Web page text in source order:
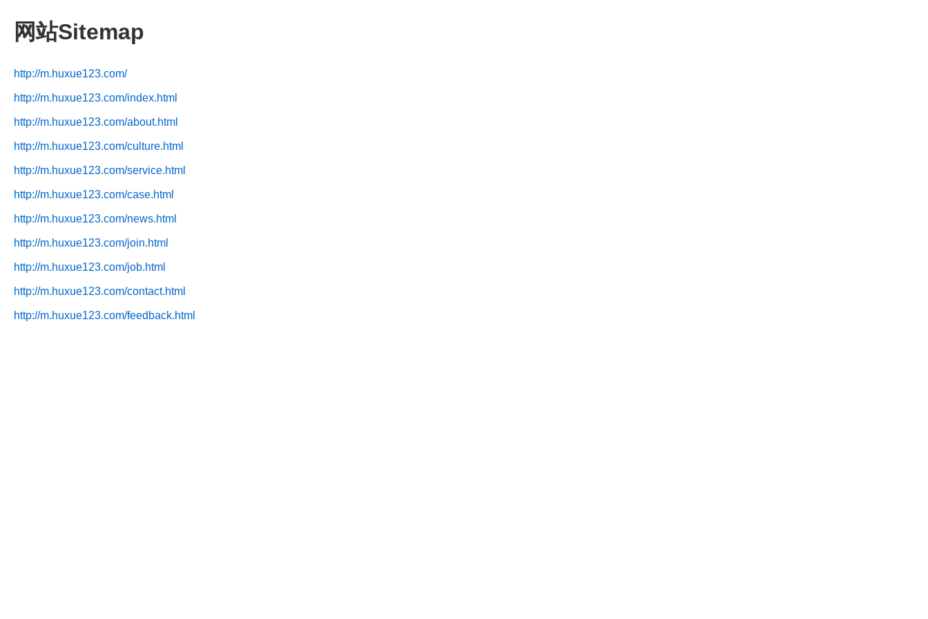
网站Sitemap
http://m.huxue123.com/
http://m.huxue123.com/index.html
http://m.huxue123.com/about.html
http://m.huxue123.com/culture.html
http://m.huxue123.com/service.html
http://m.huxue123.com/case.html
http://m.huxue123.com/news.html
http://m.huxue123.com/join.html
http://m.huxue123.com/job.html
http://m.huxue123.com/contact.html
http://m.huxue123.com/feedback.html